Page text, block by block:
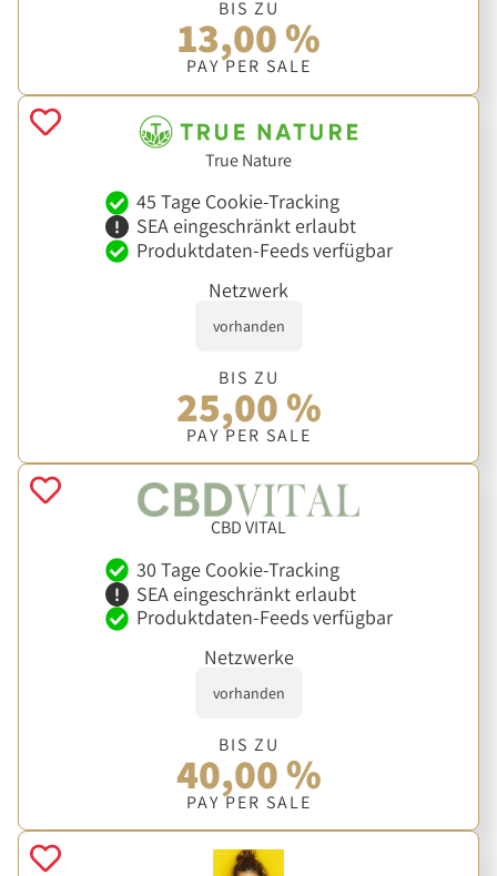
BIS ZU
13,00 %
PAY PER SALE
True Nature
45 Tage Cookie-Tracking
SEA eingeschränkt erlaubt
Produktdaten-Feeds verfügbar
Netzwerk
vorhanden
BIS ZU
25,00 %
PAY PER SALE
CBD VITAL
30 Tage Cookie-Tracking
SEA eingeschränkt erlaubt
Produktdaten-Feeds verfügbar
Netzwerke
vorhanden
BIS ZU
40,00 %
PAY PER SALE